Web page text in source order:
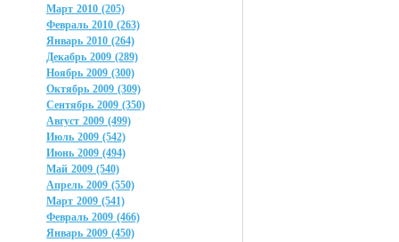
Март 2010 (205)
Февраль 2010 (263)
Январь 2010 (264)
Декабрь 2009 (289)
Ноябрь 2009 (300)
Октябрь 2009 (309)
Сентябрь 2009 (350)
Август 2009 (499)
Июль 2009 (542)
Июнь 2009 (494)
Май 2009 (540)
Апрель 2009 (550)
Март 2009 (541)
Февраль 2009 (466)
Январь 2009 (450)